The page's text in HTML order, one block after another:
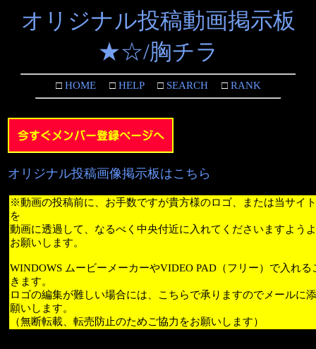
オリジナル投稿動画掲示板
★☆/胸チラ
□HOME□HELP□SEARCH□RANK
オリジナル投稿画像掲示板はこちら
※動画の投稿前に、お手数ですが貴方様のロゴ、または当サイ
を
動画に透過して、なるべく中央付近に入れてくださいますよう
お願いします。
WINDOWS ムービーメーカーやVIDEO PAD（フリー）で入れる
きます。
ロゴの編集が難しい場合には、こちらで承りますのでメールに
願いします。
（無断転載、転売防止のためご協力をお願いします）